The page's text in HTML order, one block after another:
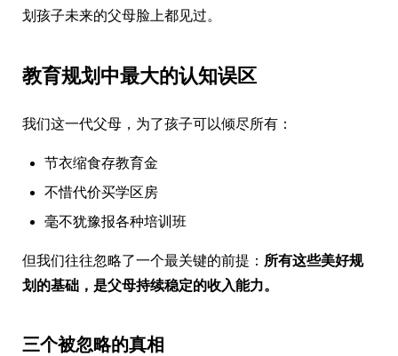
划孩子未来的父母脸上都见过。
教育规划中最大的认知误区
我们这一代父母，为了孩子可以倾尽所有：
节衣缩食存教育金
不惜代价买学区房
毫不犹豫报各种培训班
但我们往往忽略了一个最关键的前提： 所有这些美好规
划的基础，是父母持续稳定的收入能力。
三个被忽略的真相